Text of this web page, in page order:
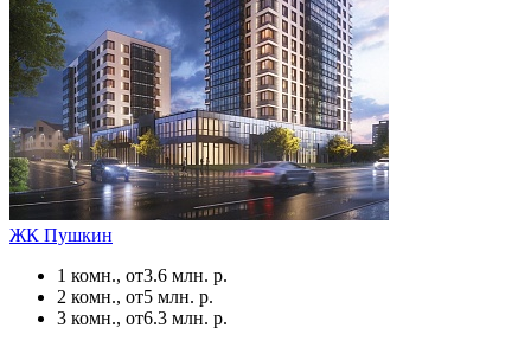
ЖК Пушкин
1 комн., от3.6 млн. р.
2 комн., от5 млн. р.
3 комн., от6.3 млн. р.